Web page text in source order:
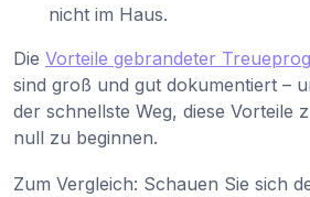
nicht im Haus.
Die Vorteile gebrandeter
sind groß und gut dokumentiert –
der schnellste Weg, diese Vorteile
null zu beginnen.
Zum Vergleich: Schauen Sie sich